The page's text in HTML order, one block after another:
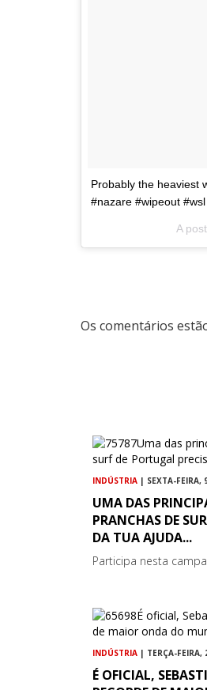
Probably the heaviest
#nazare #wipeout
A
Os comentários
INDÚSTRIA | SEXTA-FEIRA,
UMA DAS
PRANCHAS DE
DA TUA AJUDA...
Participa nesta
INDÚSTRIA | TERÇA-FEIRA,
É OFICIAL,